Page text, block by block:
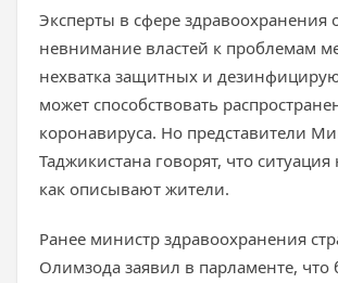
Эксперты в сфере здравоохранения
невнимание властей к проблемам
нехватка защитных и
может способствовать
коронавируса. Но представители
Таджикистана говорят, что ситуация
как описывают жители.
Ранее министр здравоохранения
Олимзода заявил в парламенте,